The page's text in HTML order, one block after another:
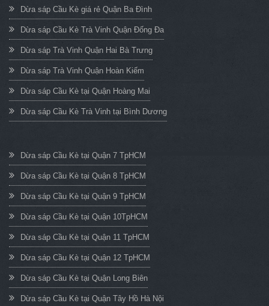
Dừa sáp Cầu Kè giá rẻ Quận Ba Đình
Dừa sáp Cầu Kè Trà Vinh Quận Đống Đa
Dừa sáp Trà Vinh Quận Hai Bà Trưng
Dừa sáp Trà Vinh Quận Hoàn Kiếm
Dừa sáp Cầu Kè tại Quận Hoàng Mai
Dừa sáp Cầu Kè Trà Vinh tại Bình Dương
Dừa sáp Cầu Kè tại Quận 7 TpHCM
Dừa sáp Cầu Kè tại Quận 8 TpHCM
Dừa sáp Cầu Kè tại Quận 9 TpHCM
Dừa sáp Cầu Kè tại Quận 10TpHCM
Dừa sáp Cầu Kè tại Quận 11 TpHCM
Dừa sáp Cầu Kè tại Quận 12 TpHCM
Dừa sáp Cầu Kè tại Quận Long Biên
Dừa sáp Cầu Kè tại Quận Tây Hồ Hà Nội